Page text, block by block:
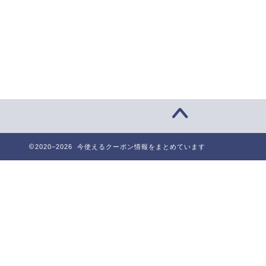
2020–2026 今使えるクーポン情報をまとめています